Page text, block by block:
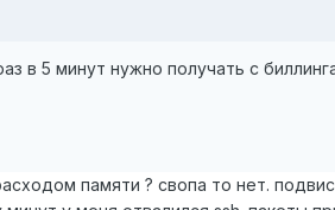
в 5 минут нужно получать с
памяти ? свопа то нет.